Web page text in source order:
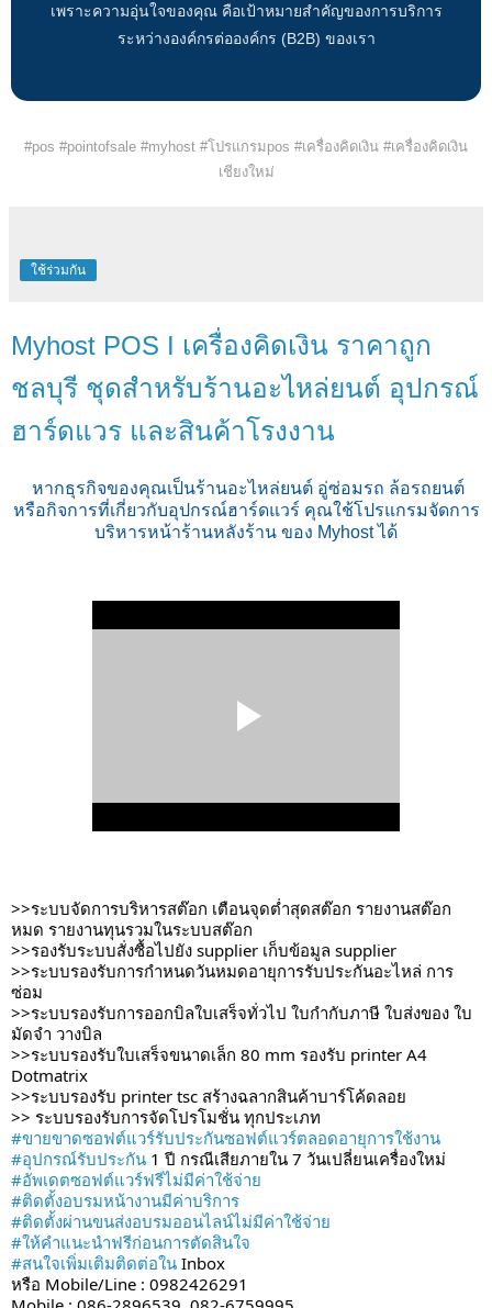
เพราะความอุ่นใจของคุณ คือเป้าหมายสำคัญของการบริการ
ระหว่างองค์กรต่อองค์กร (B2B) ของเรา
#pos #pointofsale #myhost #โปรแกรมpos #เครื่องคิดเงิน #เครื่องคิดเงิน
เชียงใหม่
ใช้ร่วมกัน
Myhost POS I เครื่องคิดเงิน ราคาถูก
ชลบุรี ชุดสำหรับร้านอะไหล่ยนต์ อุปกรณ์
ฮาร์ดแวร และสินค้าโรงงาน
หากธุรกิจของคุณเป็นร้านอะไหล่ยนต์ อู่ซ่อมรถ ล้อรถยนต์
หรือกิจการที่เกี่ยวกับอุปกรณ์ฮาร์ดแวร์ คุณใช้โปรแกรมจัดการ
บริหารหน้าร้านหลังร้าน ของ Myhost ได้
>>ระบบจัดการบริหารสต๊อก เตือนจุดต่ำสุดสต๊อก รายงานสต๊อก
หมด รายงานทุนรวมในระบบสต๊อก
>>รองรับระบบสั่งซื้อไปยัง supplier เก็บข้อมูล supplier
>>ระบบรองรับการกำหนดวันหมดอายุการรับประกันอะไหล่ การ
ซ่อม
>>ระบบรองรับการออกบิลใบเสร็จทั่วไป ใบกำกับภาษี ใบส่งของ ใบ
มัดจำ วางบิล
>>ระบบรองรับใบเสร็จขนาดเล็ก 80 mm รองรับ printer A4
Dotmatrix
>>ระบบรองรับ printer tsc สร้างฉลากสินค้าบาร์โค้ดลอย
>> ระบบรองรับการจัดโปรโมชั่น ทุกประเภท
#ขายขาดซอฟต์แวร์รับประกันซอฟต์แวร์ตลอดอายุการใช้งาน
#อุปกรณ์รับประกัน 1 ปี กรณีเสียภายใน 7 วันเปลี่ยนเครื่องใหม่
#อัพเดตซอฟต์แวร์ฟรีไม่มีค่าใช้จ่าย
#ติดตั้งอบรมหน้างานมีค่าบริการ
#ติดตั้งผ่านขนส่งอบรมออนไลน์ไม่มีค่าใช้จ่าย
#ให้คำแนะนำฟรีก่อนการตัดสินใจ
#สนใจเพิ่มเติมติดต่อใน Inbox
หรือ Mobile/Line : 0982426291